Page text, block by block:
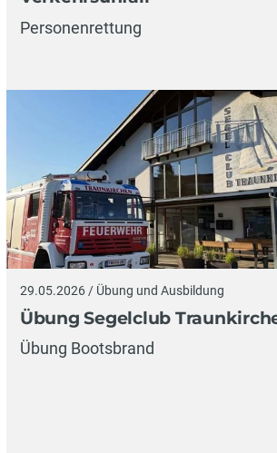
Personenrettung
29.05.2026 / Übung und Ausbildung
Übung Segelclub
Übung Bootsbrand